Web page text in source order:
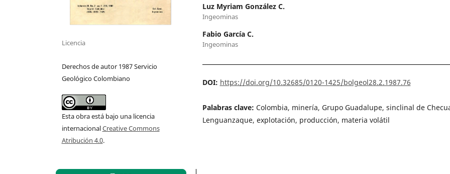
Luz Myriam González C.
Ingeominas
Fabio García C.
Ingeominas
DOI: https://doi.org/10.32685/0120-1425/bolgeol28.2.1987.76
Palabras clave: Colombia, minería, Grupo Guadalupe, sinclinal de
Lenguanzaque, explotación, producción, materia volátil
Licencia
Derechos de autor 1987 Servicio
Geológico Colombiano
Esta obra está bajo una licencia
internacionalCreative Commons
Atribución 4.0.